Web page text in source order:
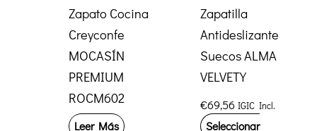
Zapato Cocina
Creyconfe
MOCASÍN
PREMIUM
ROCM602
Leer Más
Zapatilla
Antideslizante
Suecos ALMA
VELVETY
€69,56 IGIC Incl.
Seleccionar